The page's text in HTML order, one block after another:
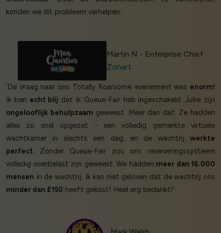
konden we dit probleem verhelpen.’
Martin N - Enterprise Chief
Zonart
‘De vraag naar ons Totally Roarsome evenement was enorm!
Ik ben echt blij dat ik Queue-Fair heb ingeschakeld. Jullie zijn
ongelooflijk behulpzaam geweest. Meer dan dat. Ze hadden
alles zo snel opgezet - een volledig gemerkte virtuele
wachtkamer in slechts een dag, en de wachtrij werkte
perfect. Zonder Queue-Fair zou ons reserveringssysteem
volledig overbelast zijn geweest. We hadden meer dan 16.000
mensen in de wachtrij. Ik kan niet geloven dat de wachtrij ons
minder dan £150 heeft gekost! Heel erg bedankt!’